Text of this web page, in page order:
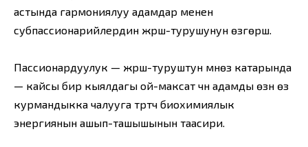
астында гармониялуу адамдар менен
субпассионарийлердин жүрүш-турушунун өзгөрүшү.
Пассионардуулук — жүрүш-туруштун мүнөзү катарында
— кайсы бир кыялдагы ой-максат үчүн адамды өзүн өзү
курмандыкка чалууга түртүүчү биохимиялык
энергиянын ашып-ташышынын таасири.